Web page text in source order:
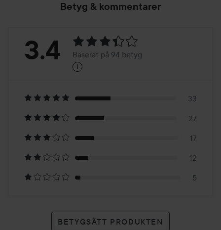
Betyg & kommentarer
Betyg:
Baserat
på
94
betyg
3.4 Baserat på 94 betyg
i
33
27
17
12
5
BETYGSÄTT PRODUKTEN